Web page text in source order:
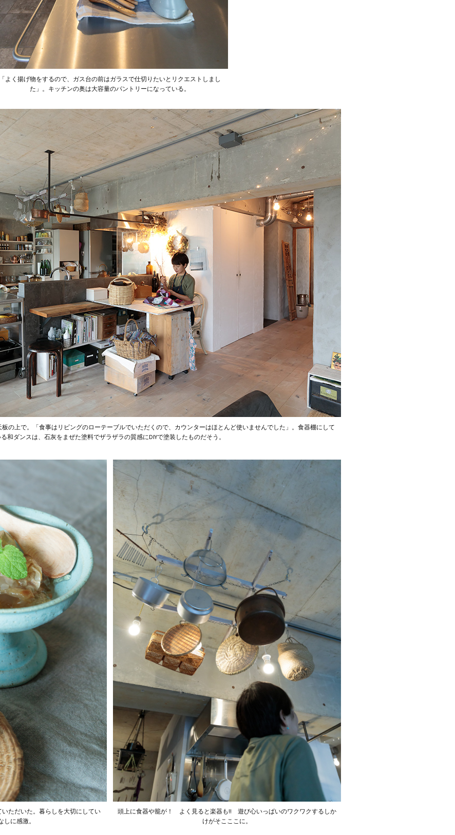
「よく揚げ物をするので、ガス台の前はガラスで仕切りたいとリクエストしまし
た」。キッチンの奥は大容量のパントリーになっている。
の上で。「食事はリビングのローテーブルでいただくので、カウンターはほとんど使いませんでした」。食器棚にして
る和ダンスは、石灰をまぜた塗料でザラザラの質感にDIYで塗装したものだそう。
ただいた。暮らしを大切にしてい
しに感激。
頭上に食器や籠が！ よく見ると楽器も!! 遊び心いっぱいのワクワクするしか
けがそこここに。